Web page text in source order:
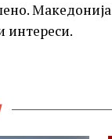
Македонија
интереси.